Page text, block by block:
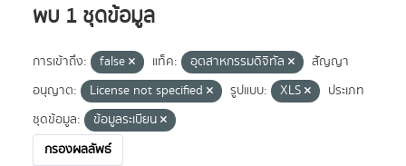
พบ 1 ชุดข้อมูล
การเข้าถึง: false แท็ค: อุตสาหกรรมดิจิทัล
สัญญา
อนุญาต:
License not specified รูปแบบ: XLS
ประเภท
ชุดข้อมูล:
ข้อมูลระเบียน
กรองผลลัพธ์